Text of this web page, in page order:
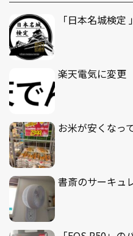
「日本名城検
楽天電気に変更
お米が安くなっ
書斎のサーキュ